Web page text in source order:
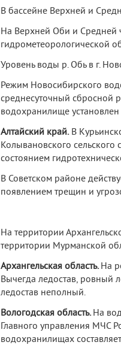
В бассейне Верхней и
На Верхней Оби и Средней
гидрометеорологической
Уровень воды р. Обь в г.
Режим Новосибирского
среднесуточный сбросной
водохранилище
Алтайский край.В
Колывановского
состоянием
В Советском районе
появлением трещин и
На территории
территории Мурманской
Архангельская область.На
Вычегда ледостав, ровный
ледостав неполный.
Вологодская область.На
Главного управления МЧС
водохранилищах